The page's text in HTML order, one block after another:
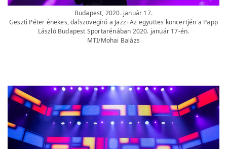
Budapest, 2020. január 17.
Geszti Péter énekes, dalszövegíró a Jazz+Az együttes koncertjén a Papp
László Budapest Sportarénában 2020. január 17-én.
MTI/Mohai Balázs